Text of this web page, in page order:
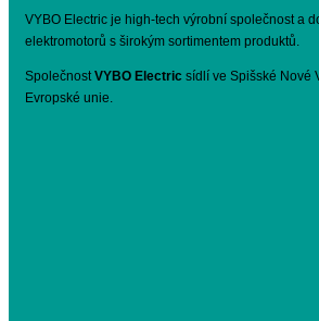
VYBO Electric je high-tech výrobní společnost a
elektromotorů s širokým sortimentem produktů.
SpolečnostVYBO Electric sídlí ve Spišské Nové
Evropské unie.